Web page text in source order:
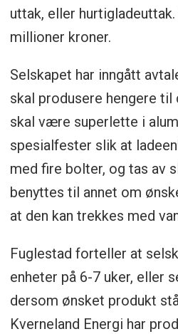
uttak, eller
millioner kroner.
Selskapet har inngått
skal produsere hengere
skal være superlette i
spesialfester slik at
med fire bolter, og tas av
benyttes til annet om
at den kan trekkes med
Fuglestad forteller at
enheter på 6-7 uker, eller
dersom ønsket produkt
Kverneland Energi har